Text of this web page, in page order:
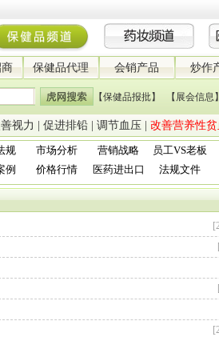
保健品代理 会销产品 炒作
【保健品报批】 【展会信息】
视力 促进排铅| 调节血压| 改善营养性贫
规 市场分析 营销战略 员工VS老板
例 价格行情 医药进出口 法规文件